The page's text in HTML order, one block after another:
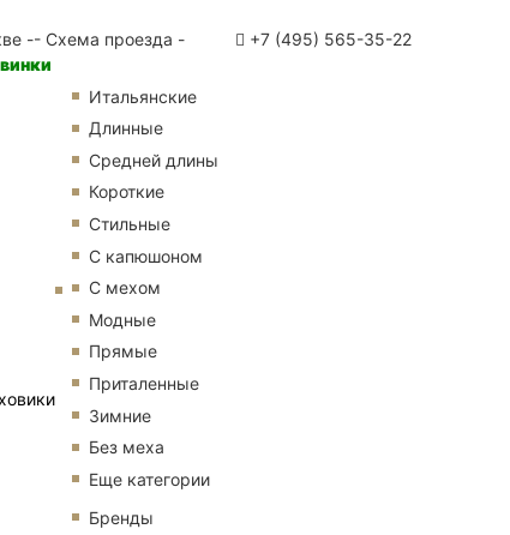
-- Схема проезда - +7 (495) 565-35-22
Итальянские
Длинные
Средней длины
Короткие
Стильные
С капюшоном
С мехом
Модные
Прямые
Приталенные
Зимние
Без меха
Еще категории
Бренды